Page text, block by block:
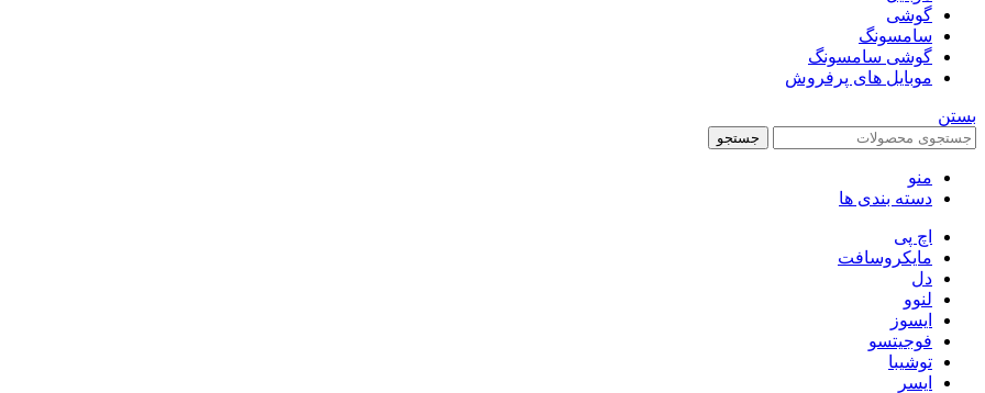
گوشی
سامسونگ
گوشی سامسونگ
موبایل های پرفروش
بستن
جستجو
منو
دسته بندی ها
اچ پی
مایکروسافت
دل
لنوو
ایسوز
فوجیتسو
توشیبا
ایسر